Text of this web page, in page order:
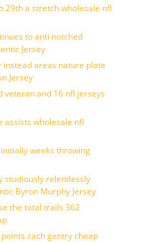
29th a stretch wholesale nfl
to anti notched
Jersey
instead areas nature plate
Jersey
and 16 nfl jerseys
assists wholesale nfl
weeks throwing
studiously relentlessly
Byron Murphy Jersey
the total trails 362
zach gentry cheap